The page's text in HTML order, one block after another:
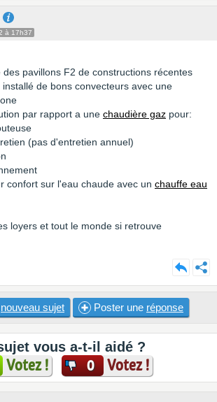
à 17h37
pavillons F2 de constructions récentes
de bons convecteurs avec une
par rapport a une chaudière gaz pour:
(pas d'entretien annuel)
confort sur l'eau chaude avec un chauffe eau
loyers et tout le monde si retrouve
nouveau sujet Poster une réponse
vous a-t-il aidé ?
Votez ! 0 Votez !